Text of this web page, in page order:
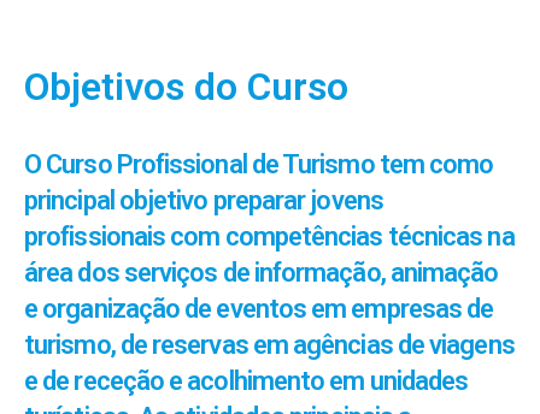
Objetivos do Curso
O Curso Profissional de Turismo tem como
principal objetivo preparar jovens
profissionais com competências técnicas na
área dos serviços de informação, animação
e organização de eventos em empresas de
turismo, de reservas em agências de viagens
e de receção e acolhimento em unidades